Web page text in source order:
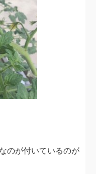
のが付いているのが